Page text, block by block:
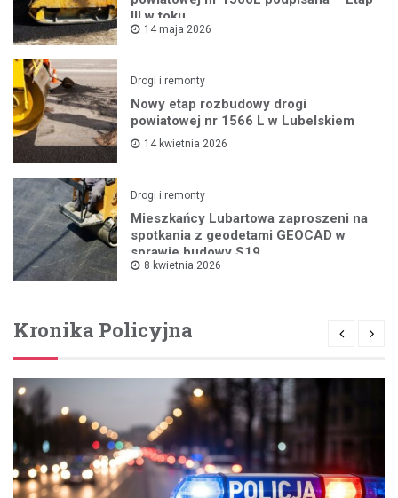
III w toku
14 maja 2026
Drogi i remonty
Nowy etap rozbudowy drogi
powiatowej nr 1566 L w Lubelskiem
14 kwietnia 2026
Drogi i remonty
Mieszkańcy Lubartowa zaproszeni na
spotkania z geodetami GEOCAD w
sprawie budowy S19
8 kwietnia 2026
Kronika Policyjna